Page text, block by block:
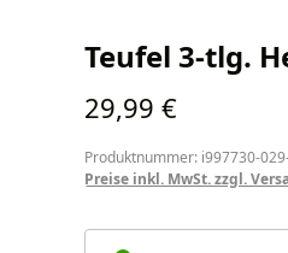
Teufel 3-tlg.
Regulärer Preis:
29,99 €
Produktnummer: i997730-
Preise inkl. MwSt. zzgl.